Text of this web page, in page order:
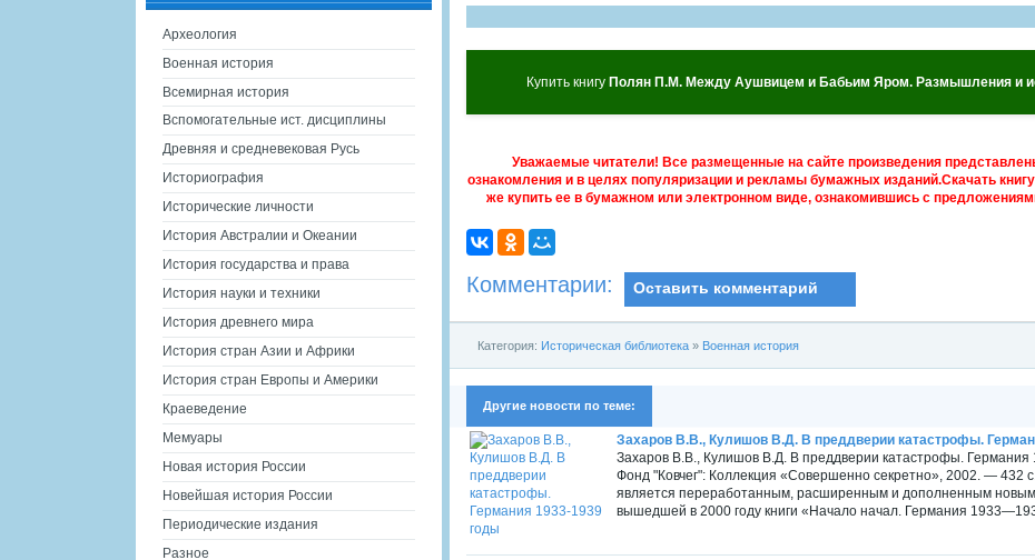
Купить книгу Полян П.М. Между Аушвицем и Бабьим Яром. Размышления и
Уважаемые читатели! Все размещенные на сайте произведения
ознакомления и в целях популяризации и рекламы бумажных изданий.Скачать
же купить ее в бумажном или электронном виде, ознакомившись с
Комментарии: Оставить комментарий
Категория: Историческая библиотека » Военная история
Другие новости по теме:
Захаров В.В., Кулишов В.Д. В преддверии катастрофы.
Захаров В.В., Кулишов В.Д. В преддверии катастрофы.
Фонд "Ковчег": Коллекция «Совершенно секретно», 2002. — 432
является переработанным, расширенным и дополненным
вышедшей в 2000 году книги «Начало начал. Германия
Археология
Военная история
Всемирная история
Вспомогательные ист. дисциплины
Древняя и средневековая Русь
Историография
Исторические личности
История Австралии и Океании
История государства и права
История науки и техники
История древнего мира
История стран Азии и Африки
История стран Европы и Америки
Краеведение
Мемуары
Новая история России
Новейшая история России
Периодические издания
Разное